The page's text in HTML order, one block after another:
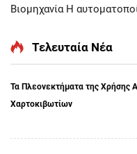
Βιομηχανία Η
και μεγιστοποιώντας
τομέα των μηχανημάτων
πιο διαδεδομένη. Η
ραφής αποτελεί ένα
Τελευταία Νέα
Τα Πλεονεκτήματα της Χρήσης
Χαρτοκιβωτίων